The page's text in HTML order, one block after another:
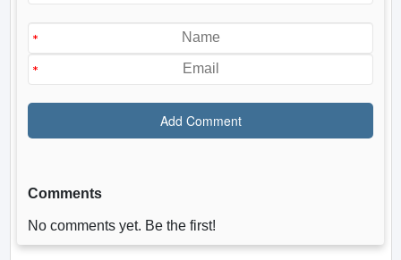
Comments
No comments yet. Be the first!